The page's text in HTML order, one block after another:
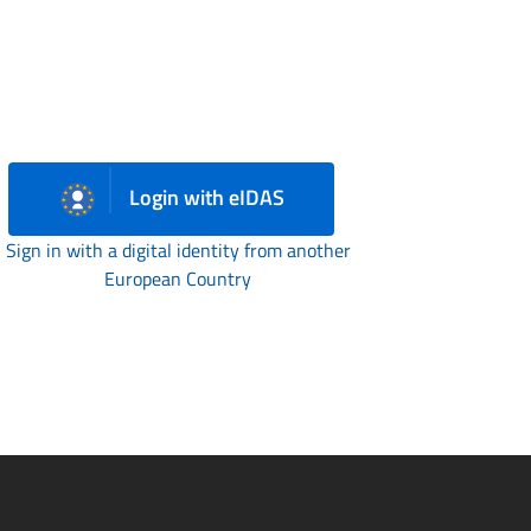
Login with eIDAS
Sign in with a digital identity from another
European Country